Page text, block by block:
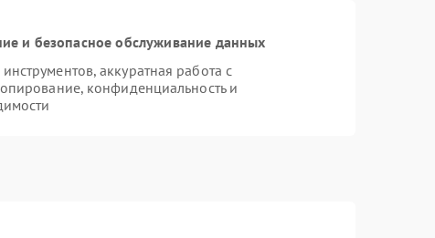
и безопасное обслуживание данных
аккуратная работа с
конфиденциальность и